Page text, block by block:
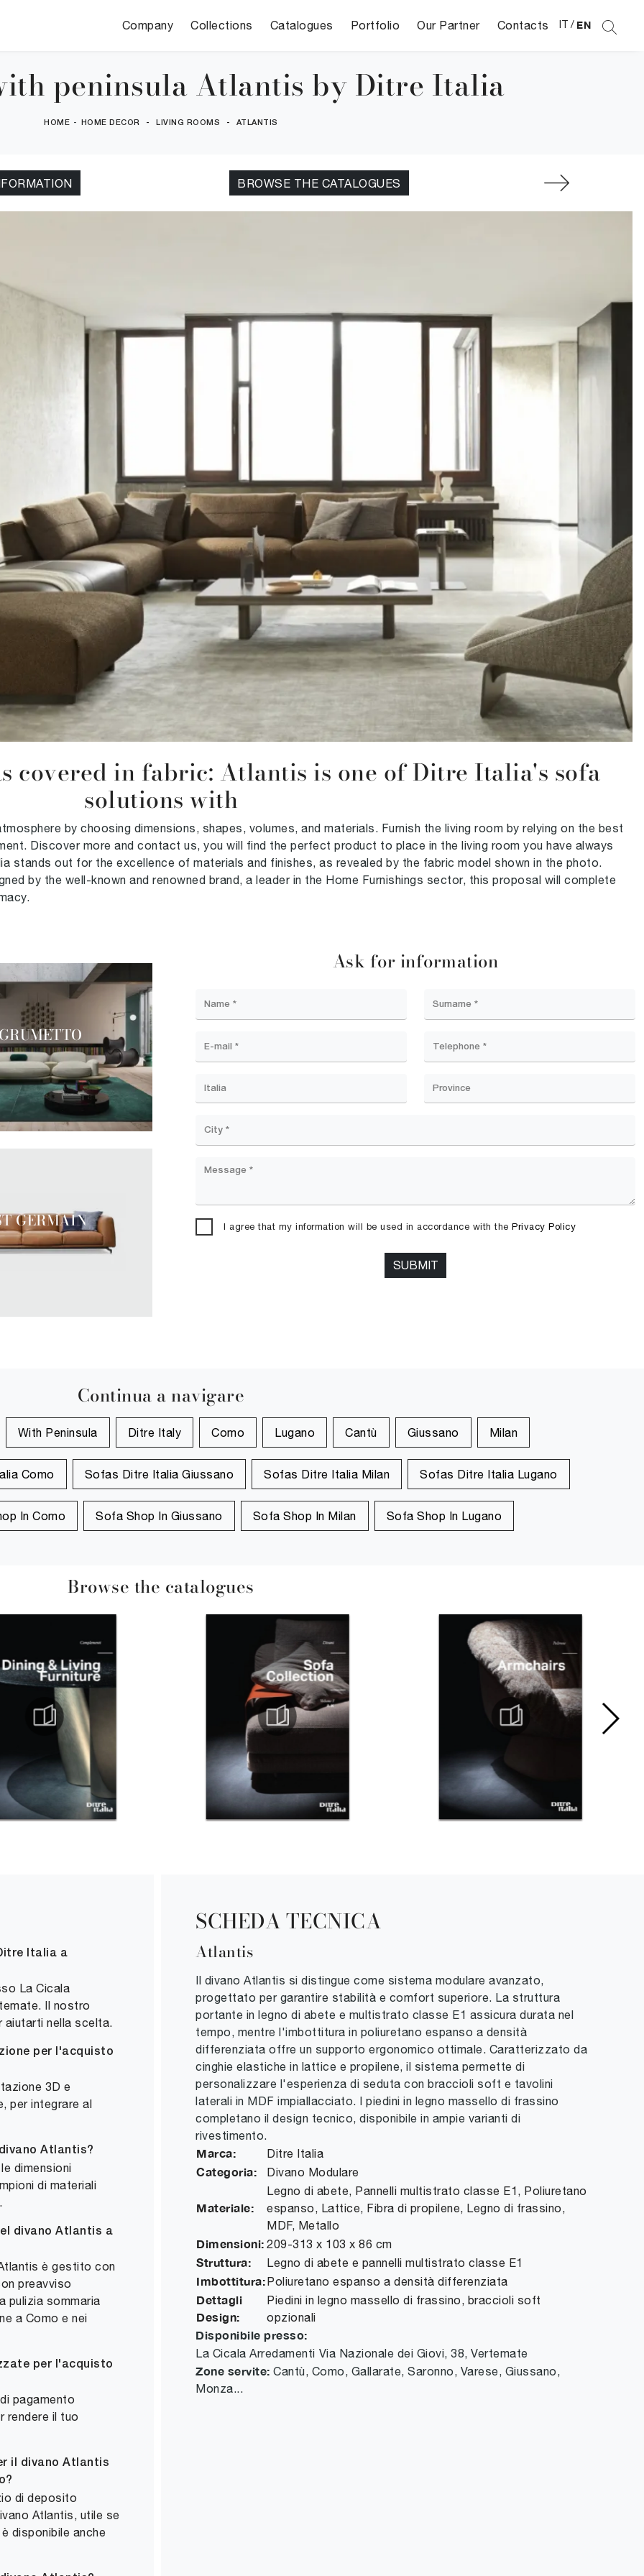
Company Collections Catalogues Portfolio Our Partner Contacts IT / EN
peninsula Atlantis by Ditre Italia
HOME - HOME DECOR - LIVING ROOMS - ATLANTIS
BROWSE THE CATALOGUES
covered in fabric: Atlantis is one of Ditre Italia's sofa
solutions with
by choosing dimensions, shapes, volumes, and materials. Furnish the living room by relying on the best
Discover more and contact us, you will find the perfect product to place in the living room you have always
stands out for the excellence of materials and finishes, as revealed by the fabric model shown in the photo.
by the well-known and renowned brand, a leader in the Home Furnishings sector, this proposal will complete
GERMAIN
Ask for information
I agree that my information will be used in accordance with the Privacy Policy
SUBMIT
Continua a navigare
With Peninsula Ditre Italy Como Lugano Cantù Giussano Milan
Como Sofas Ditre Italia Giussano Sofas Ditre Italia Milan Sofas Ditre Italia Lugano
In Como Sofa Shop In Giussano Sofa Shop In Milan Sofa Shop In Lugano
Browse the catalogues
Italia a
La Cicala
Il nostro
aiutarti nella scelta.
per l'acquisto
3D e
per integrare al
Atlantis?
dimensioni
di materiali
divano Atlantis a
è gestito con
preavviso
pulizia sommaria
a Como e nei
per l'acquisto
pagamento
rendere il tuo
il divano Atlantis
di deposito
Atlantis, utile se
disponibile anche
SCHEDA TECNICA
Atlantis
Il divano Atlantis si distingue come sistema modulare avanzato,
progettato per garantire stabilità e comfort superiore. La struttura
portante in legno di abete e multistrato classe E1 assicura durata nel
tempo, mentre l'imbottitura in poliuretano espanso a densità
differenziata offre un supporto ergonomico ottimale. Caratterizzato da
cinghie elastiche in lattice e propilene, il sistema permette di
personalizzare l'esperienza di seduta con braccioli soft e tavolini
laterali in MDF impiallacciato. I piedini in legno massello di frassino
completano il design tecnico, disponibile in ampie varianti di
rivestimento.
Marca: Ditre Italia
Categoria: Divano Modulare
Materiale:
Legno di abete, Pannelli multistrato classe E1, Poliuretano
espanso, Lattice, Fibra di propilene, Legno di frassino,
MDF, Metallo
Dimensioni: 209-313 x 103 x 86 cm
Struttura: Legno di abete e pannelli multistrato classe E1
Imbottitura: Poliuretano espanso a densità differenziata
Dettagli
Design:
Piedini in legno massello di frassino, braccioli soft
opzionali
Disponibile presso:
La Cicala Arredamenti Via Nazionale dei Giovi, 38, Vertemate
Zone servite: Cantù, Como, Gallarate, Saronno, Varese, Giussano,
Monza...